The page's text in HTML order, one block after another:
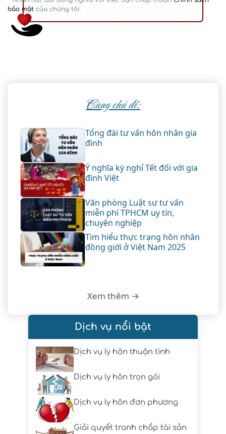
bảo mật của chúng tôi.
Cùng chủ đề:
Tổng đài tư vấn hôn nhân gia
đình
Ý nghĩa kỳ nghỉ Tết đối với gia
đình Việt
Văn phòng Luật sư tư vấn
miễn phí TPHCM uy tín,
chuyên nghiệp
Tìm hiểu thực trạng hôn nhân
đồng giới ở Việt Nam 2025
Xem thêm →
Dịch vụ nổi bật
Dịch vụ ly hôn thuận tình
Dịch vụ ly hôn trọn gói
Dịch vụ ly hôn đơn phương
Giải quyết tranh chấp tài sản